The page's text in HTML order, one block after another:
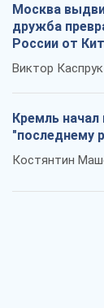
Москва
дружба
России от
Виктор Каспрук
Кремль начал
"последнему
Костянтин